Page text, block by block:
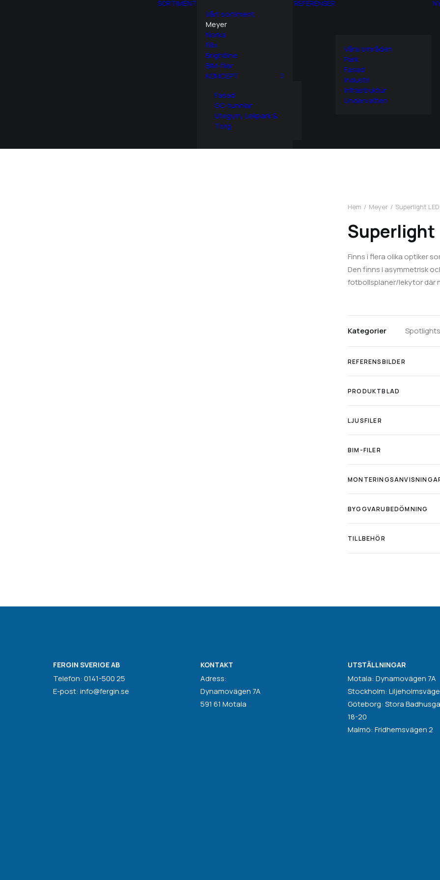
SORTIMENT
Vårt sortiment
Meyer
Norka
Filix
Brightline
BIM-filer
KONCEPT
Fasad
GC-tunnlar
Utegym, Lekpark &
Torg
REFERENSER
Våra områden
Park
Fasad
Industri
Infrastruktur
Undervatten
Hem Meyer Superlight LED
Superlight
Finns i flera olika optiker
Den finns i asymmetrisk
fotbollsplaner/lekytor där
Kategorier Spotlights
REFERENSBILDER
PRODUKTBLAD
LJUSFILER
BIM-FILER
BYGGVARUBEDÖMNING
TILLBEHÖR
FERGIN SVERIGE AB
Telefon: 0141-500 25
E-post: info@fergin.se
KONTAKT
Adress:
Dynamovägen 7A
591 61 Motala
UTSTÄLLNINGAR
Motala: Dynamovägen 7A
Stockholm:
Göteborg: Stora
18-20
Malmö: Fridhemsvägen 2